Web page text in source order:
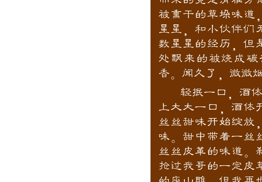
被熏干的草垛味道
星星，和小伙伴们
数星星的经历，但
处飘来的被烧成
香。闻久了，微微
轻抿一口，酒体
上大大一口，酒体
丝丝甜味开始绽放
味。甜中带着一丝
丝丝皮革的味道。
抢过我哥的一定